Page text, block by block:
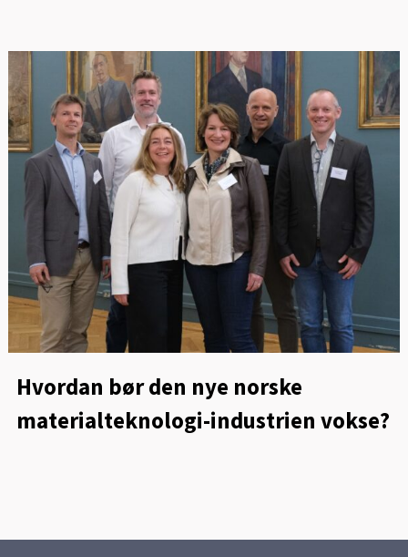
Hvordan bør den nye norske
materialteknologi-industrien vokse?